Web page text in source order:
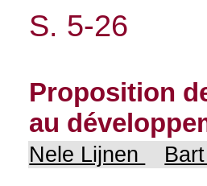
S. 5-26
Proposition
au
Nele Lijnen